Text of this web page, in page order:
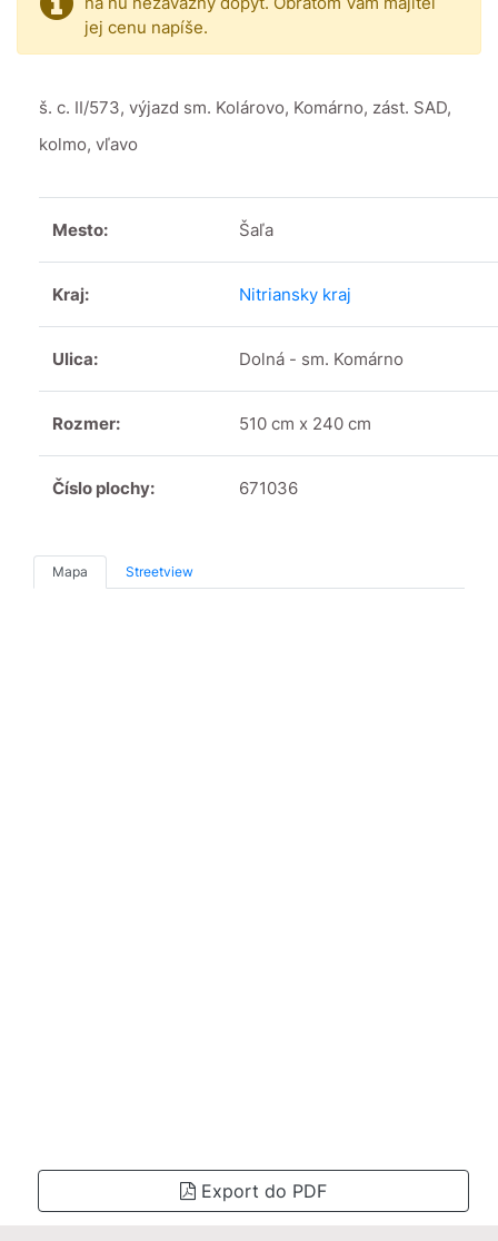
jej cenu napíše.
š. c. II/573, výjazd sm. Kolárovo, Komárno, zást. SAD,
kolmo, vľavo
Mesto: Šaľa
Kraj: Nitriansky kraj
Ulica: Dolná - sm. Komárno
Rozmer: 510 cm x 240 cm
Číslo plochy: 671036
Mapa Streetview
Export do PDF